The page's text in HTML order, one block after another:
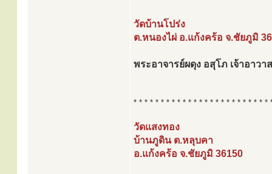
วัดบ้านโปร่ง
ต.หนองไผ่ อ.แก้งคร้อ จ.ชัยภูมิ
พระอาจารย์ผดุง อสุโภ เจ้าอาวาส
* * * * * * * * * * * * * * * * * * * * * * * * *
วัดแสงทอง
บ้านภูดิน ต.หลุบคา
อ.แก้งคร้อ จ.ชัยภูมิ 36150